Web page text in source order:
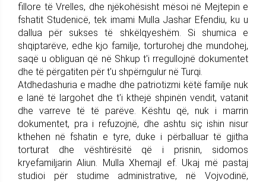
fillore të Vrelles, dhe njëkohësisht mësoi në Mejtepin e
fshatit Studenicë, tek imami Mulla Jashar Efendiu, ku u
dallua për sukses të shkëlqyeshëm. Si shumica e
shqiptarëve, edhe kjo familje, torturohej dhe mundohej,
saqë u obliguan që në Shkup t'i rregullojnë dokumentet
dhe të përgatiten për t'u shpërngulur në Turqi.
Atdhedashuria e madhe dhe patriotizmi këtë familje nuk
e lanë të largohet dhe t'i kthejë shpinën vendit, vatanit
dhe varreve të të parëve. Kështu që, nuk i marrin
dokumentet, pra i refuzojnë, dhe ashtu siç ishin nisur
kthehen në fshatin e tyre, duke i përballuar të gjitha
torturat dhe vështirësitë që i prisnin, sidomos
kryefamiljarin Aliun. Mulla Xhemajl ef. Ukaj më pastaj
studioi për studime administrative, në Vojvodinë,